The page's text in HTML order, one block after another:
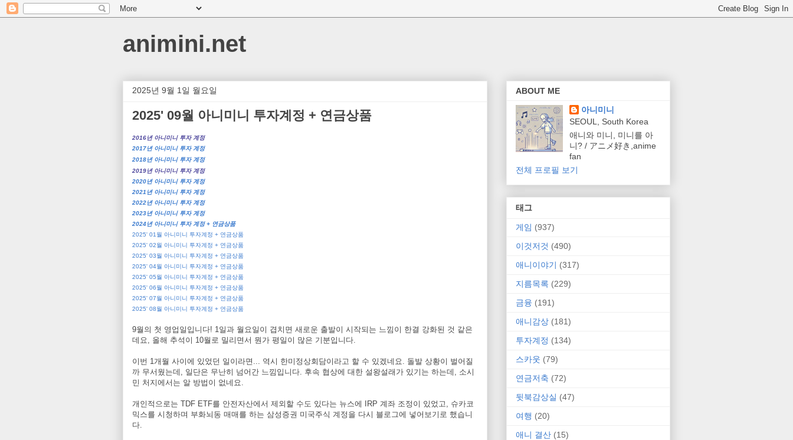
animini.net
2025년 9월 1일 월요일
2025' 09월 아니미니 투자계정 + 연금상품
2016년 아니미니 투자 계정
2017년 아니미니 투자 계정
2018년 아니미니 투자 계정
2019년 아니미니 투자 계정
2020년 아니미니 투자 계정
2021년 아니미니 투자 계정
2022년 아니미니 투자 계정
2023년 아니미니 투자 계정
2024년 아니미니 투자 계정 + 연금상품
2025' 01월 아니미니 투자계정 + 연금상품
2025' 02월 아니미니 투자계정 + 연금상품
2025' 03월 아니미니 투자계정 + 연금상품
2025' 04월 아니미니 투자계정 + 연금상품
2025' 05월 아니미니 투자계정 + 연금상품
2025' 06월 아니미니 투자계정 + 연금상품
2025' 07월 아니미니 투자계정 + 연금상품
2025' 08월 아니미니 투자계정 + 연금상품
9월의 첫 영업일입니다! 1일과 월요일이 겹치면 새로운 출발이 시작되는 느낌이 한결 강화된 것 같은
데요, 올해 추석이 10월로 밀리면서 뭔가 평일이 많은 기분입니다.
이번 1개월 사이에 있었던 일이라면... 역시 한미정상회담이라고 할 수 있겠네요. 돌발 상황이 벌어질
까 무서웠는데, 일단은 무난히 넘어간 느낌입니다. 후속 협상에 대한 설왕설래가 있기는 하는데, 소시
민 처지에서는 알 방법이 없네요.
개인적으로는 TDF ETF를 안전자산에서 제외할 수도 있다는 뉴스에 IRP 계좌 조정이 있었고, 슈카코
믹스를 시청하며 부화뇌동 매매를 하는 삼성증권 미국주식 계정을 다시 블로그에 넣어보기로 했습니
다.
ABOUT ME
아니미니
SEOUL, South Korea
애니와 미니, 미니를 아
니? / アニメ好き,anime
fan
전체 프로필 보기
태그
게임 (937)
이것저것 (490)
애니이야기 (317)
지름목록 (229)
금융 (191)
애니감상 (181)
투자계정 (134)
스카웃 (79)
연금저축 (72)
뒷북감상실 (47)
여행 (20)
애니 결산 (15)